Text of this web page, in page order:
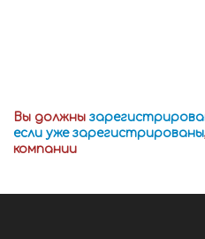
Вы должны
если уже зарегистрированы
компании